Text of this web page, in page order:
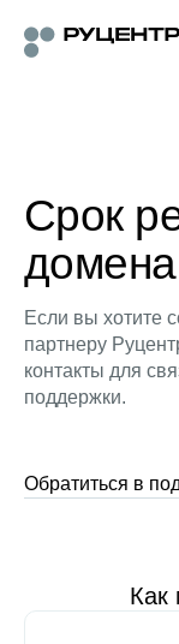
Срок
Если вы хотите
партнеру
контакты для
поддержки.
Обратиться в
Как